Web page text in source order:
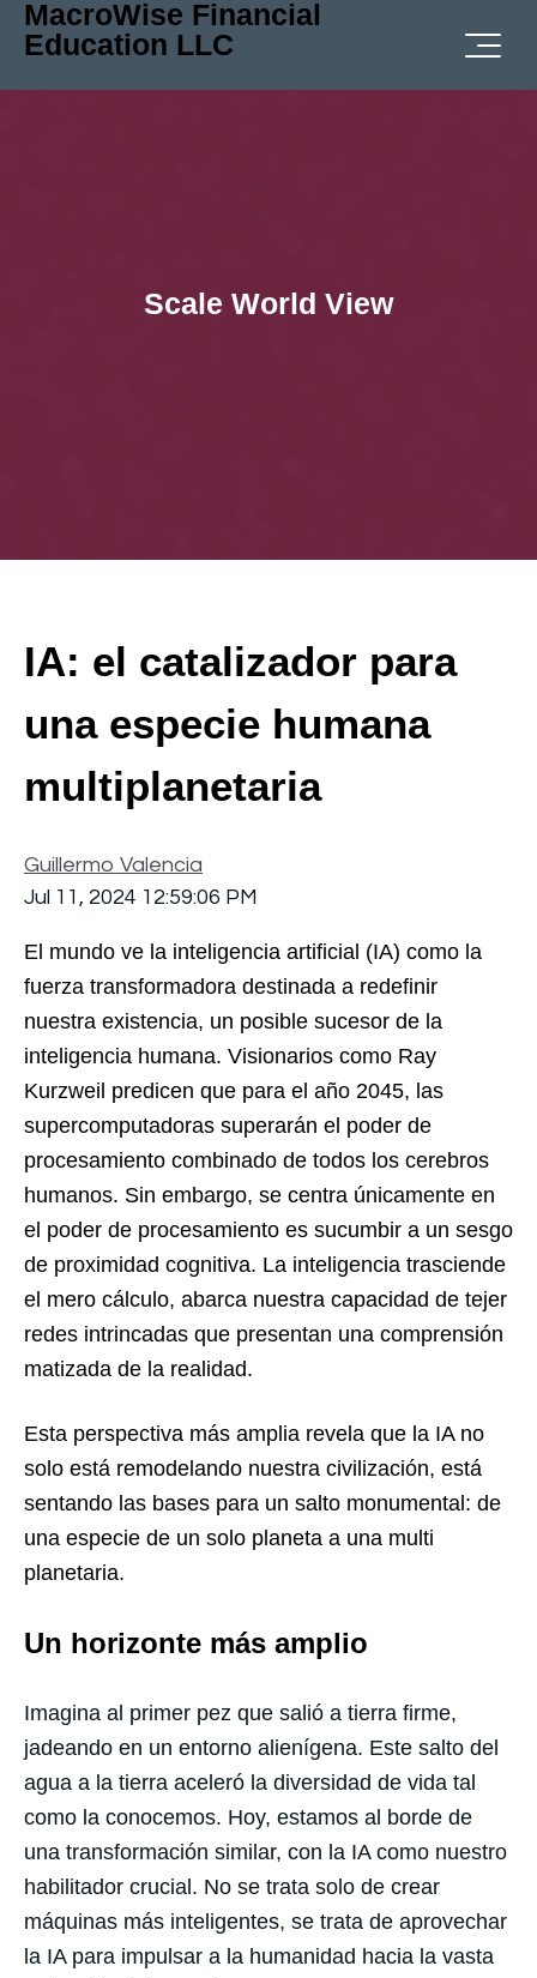
MacroWise Financial
Education LLC
Scale World View
IA: el catalizador para
una especie humana
multiplanetaria
Guillermo Valencia
Jul 11, 2024 12:59:06 PM
El mundo ve la inteligencia artificial (IA) como la
fuerza transformadora destinada a redefinir
nuestra existencia, un posible sucesor de la
inteligencia humana. Visionarios como Ray
Kurzweil predicen que para el año 2045, las
supercomputadoras superarán el poder de
procesamiento combinado de todos los cerebros
humanos. Sin embargo, se centra únicamente en
el poder de procesamiento es sucumbir a un sesgo
de proximidad cognitiva. La inteligencia trasciende
el mero cálculo, abarca nuestra capacidad de tejer
redes intrincadas que presentan una comprensión
matizada de la realidad.
Esta perspectiva más amplia revela que la IA no
solo está remodelando nuestra civilización, está
sentando las bases para un salto monumental: de
una especie de un solo planeta a una multi
planetaria.
Un horizonte más amplio
Imagina al primer pez que salió a tierra firme,
jadeando en un entorno alienígena. Este salto del
agua a la tierra aceleró la diversidad de vida tal
como la conocemos. Hoy, estamos al borde de
una transformación similar, con la IA como nuestro
habilitador crucial. No se trata solo de crear
máquinas más inteligentes, se trata de aprovechar
la IA para impulsar a la humanidad hacia la vasta